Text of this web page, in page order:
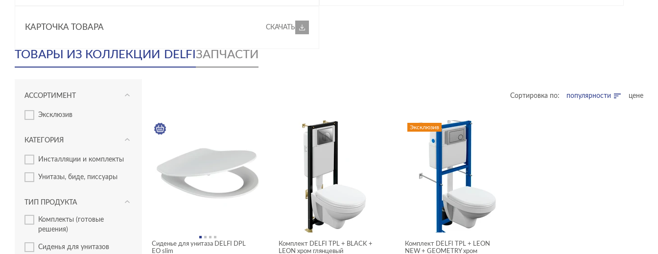
КАРТОЧКА ТОВАРА СКАЧАТЬ
ТОВАРЫ ИЗ КОЛЛЕКЦИИ DELFI ЗАПЧАСТИ
АССОРТИМЕНТ
эксклюзив
КАТЕГОРИЯ
инсталляции и комплекты
унитазы, биде, писсуары
ТИП ПРОДУКТА
комплекты (готовые
решения)
сиденья для унитазов
Сортировка по: популярности цене
Сиденье для унитаза DELFI DPL
EO slim
Комплект DELFI TPL + BLACK +
LEON хром глянцевый
Эксклюзив
Комплект DELFI TPL + LEON
NEW + GEOMETRY хром